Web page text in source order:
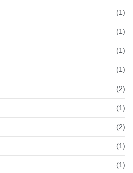
(1)
(1)
(1)
(1)
(2)
(1)
(2)
(1)
(1)